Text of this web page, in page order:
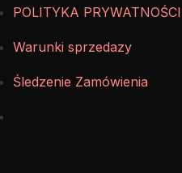
POLITYKA PRYWATNOŚCI
Warunki sprzedazy
Śledzenie Zamówienia